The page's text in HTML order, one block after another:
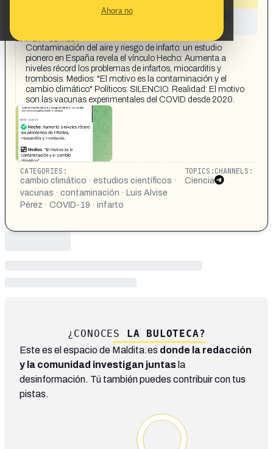
Ahora no
This content has not yet been investigated by the
CONTENT DETAIL:
Contaminación del aire y riesgo de infarto: un estudio
pionero en España revela el vínculo Hecho: Aumenta a
niveles récord los problemas de infartos, miocarditis y
trombosis. Medios: "El motivo es la contaminación y el
cambio climático" Políticos: SILENCIO. Realidad: El motivo
son las vacunas experimentales del COVID desde 2020.
CATEGORIES:
cambio climático · estudios científicos ·
vacunas · contaminación · Luis Alvise
Pérez · COVID-19 · infarto
TOPICS:
Ciencia
CHANNELS:
¿CONOCES LA BULOTECA?
Este es el espacio de Maldita.es donde la redacción
y la comunidad investigan juntas la
desinformación. Tú también puedes contribuir con tus
pistas.